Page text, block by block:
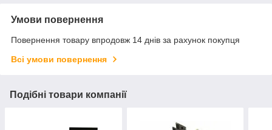
Умови повернення
Повернення товару впродовж 14 днів за рахунок покупця
Всі умови повернення
Подібні товари компанії